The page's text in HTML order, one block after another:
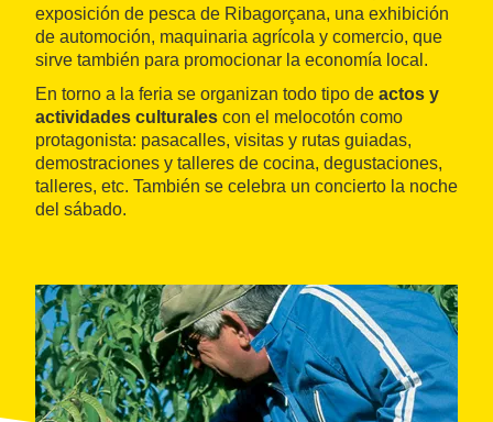
exposición de pesca de Ribagorçana, una exhibición
de automoción, maquinaria agrícola y comercio, que
sirve también para promocionar la economía local.
En torno a la feria se organizan todo tipo de actos y
actividades culturales con el melocotón como
protagonista: pasacalles, visitas y rutas guiadas,
demostraciones y talleres de cocina, degustaciones,
talleres, etc. También se celebra un concierto la noche
del sábado.